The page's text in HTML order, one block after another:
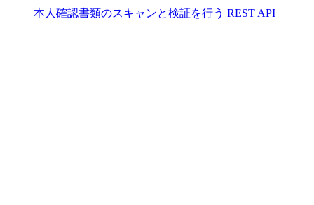
本人確認書類のスキャンと検証を行う REST API